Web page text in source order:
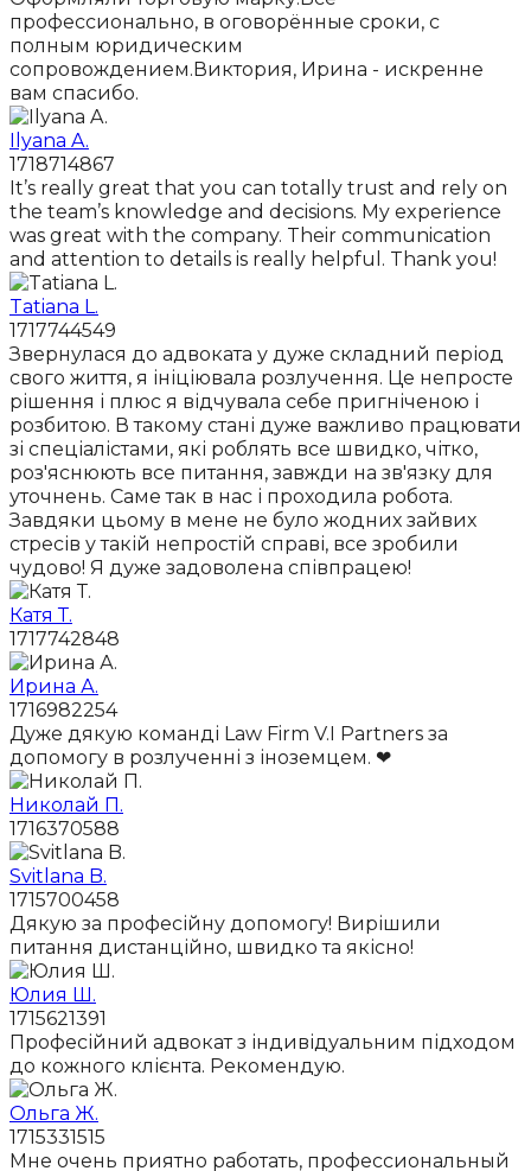
профессионально, в оговорённые сроки, с
полным юридическим
сопровождением.Виктория, Ирина - искренне
вам спасибо.
Ilyana A.
1718714867
It’s really great that you can totally trust and rely on
the team’s knowledge and decisions. My experience
was great with the company. Their communication
and attention to details is really helpful. Thank you!
Tatiana L.
1717744549
Звернулася до адвоката у дуже складний період
свого життя, я ініціювала розлучення. Це непросте
рішення і плюс я відчувала себе пригніченою і
розбитою. В такому стані дуже важливо працювати
зі спеціалістами, які роблять все швидко, чітко,
роз'яснюють все питання, завжди на зв'язку для
уточнень. Саме так в нас і проходила робота.
Завдяки цьому в мене не було жодних зайвих
стресів у такій непростій справі, все зробили
чудово! Я дуже задоволена співпрацею!
Катя Т.
1717742848
Ирина А.
1716982254
Дуже дякую команді Law Firm V.I Partners за
допомогу в розлученні з іноземцем. ❤
Николай П.
1716370588
Svitlana B.
1715700458
Дякую за професійну допомогу! Вирішили
питання дистанційно, швидко та якісно!
Юлия Ш.
1715621391
Професійний адвокат з індивідуальним підходом
до кожного клієнта. Рекомендую.
Ольга Ж.
1715331515
Мне очень приятно работать, профессиональный